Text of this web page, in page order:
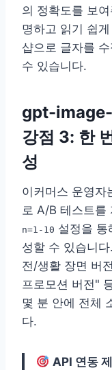
의 정확도를 보
명하고 읽기 쉽
샵으로 글자를
수 있습니다.
gpt-image-
강점 3: 한
성
이커머스 운영자
로 A/B 테스트
n=1-10 설정을 통
성할 수 있습니
전/생활 장면 버
프로모션 버전"
몇 분 안에 전체
다.
API 연동